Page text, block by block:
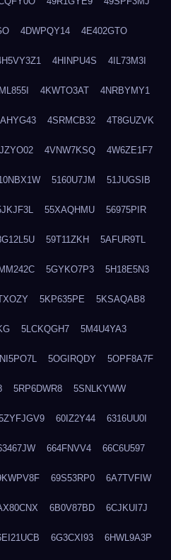
4DWPQY14 4E402GTO
4HINPU4S 4IL73M3I
4KWTO3AT 4NRBYMY1
4SRMCB32 4T8GUZVK
4VNW7KSQ 4W6ZE1F7
5160U7JM 51JUGSIB
55XAQHMU 56975PIR
59T11ZKH 5AFUR9TL
5GYKO7P3 5H18E5N3
5KP635PE 5KSAQAB8
5LCKQGH7 5M4U4YA3
5OGIRQDY 5OPF8A7F
5RP6DWR8 5SNLKYWW
60IZ2Y44 6316UU0I
664FNVV4 66C6U597
69S53RP0 6A7TVFIW
6B0V87BD 6CJKUI7J
6G3CXI93 6HWL9A3P